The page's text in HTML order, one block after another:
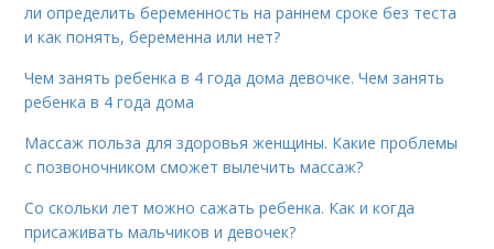
ли определить беременность на раннем сроке без теста
и как понять, беременна или нет?
Чем занять ребенка в 4 года дома девочке. Чем занять
ребенка в 4 года дома
Массаж польза для здоровья женщины. Какие проблемы
с позвоночником сможет вылечить массаж?
Со скольки лет можно сажать ребенка. Как и когда
присаживать мальчиков и девочек?